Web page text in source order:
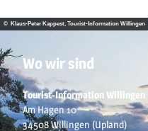
© Klaus-Peter Kappest, Tourist-Information Willingen
Wo wir sind
Tourist-Information Willingen
Am Hagen 10
34508 Willingen (Upland)